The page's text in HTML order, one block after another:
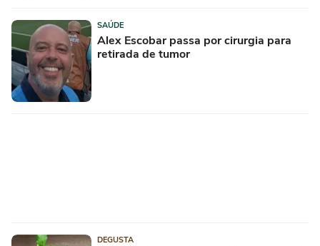
SAÚDE
Alex Escobar passa por cirurgia para
retirada de tumor
DEGUSTA